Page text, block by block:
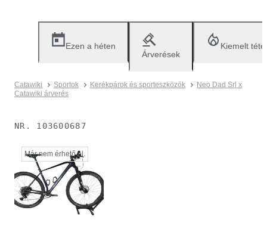
Ezen a héten
Árverések
Kiemelt
Catawiki Sportok Kerékpárok és sporteszközök
Neo Dad Srl x
Catawiki árverés
NR. 103600687
Már nem érhető el.